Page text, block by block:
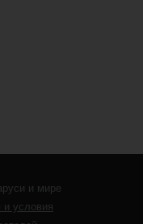
и мире
условия